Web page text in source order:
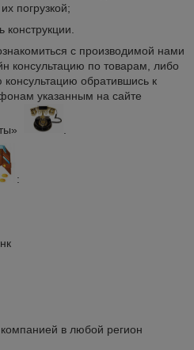
погрузкой;
конструкции.
с производимой нами
консультацию по товарам, либо
обратившись к
указанным на сайте
:
в любой регион